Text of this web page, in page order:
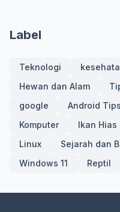
Label
Teknologi
Hewan dan Alam
google
Android
Komputer
Ikan Hias
Linux
Sejarah dan
Windows 11
Reptil